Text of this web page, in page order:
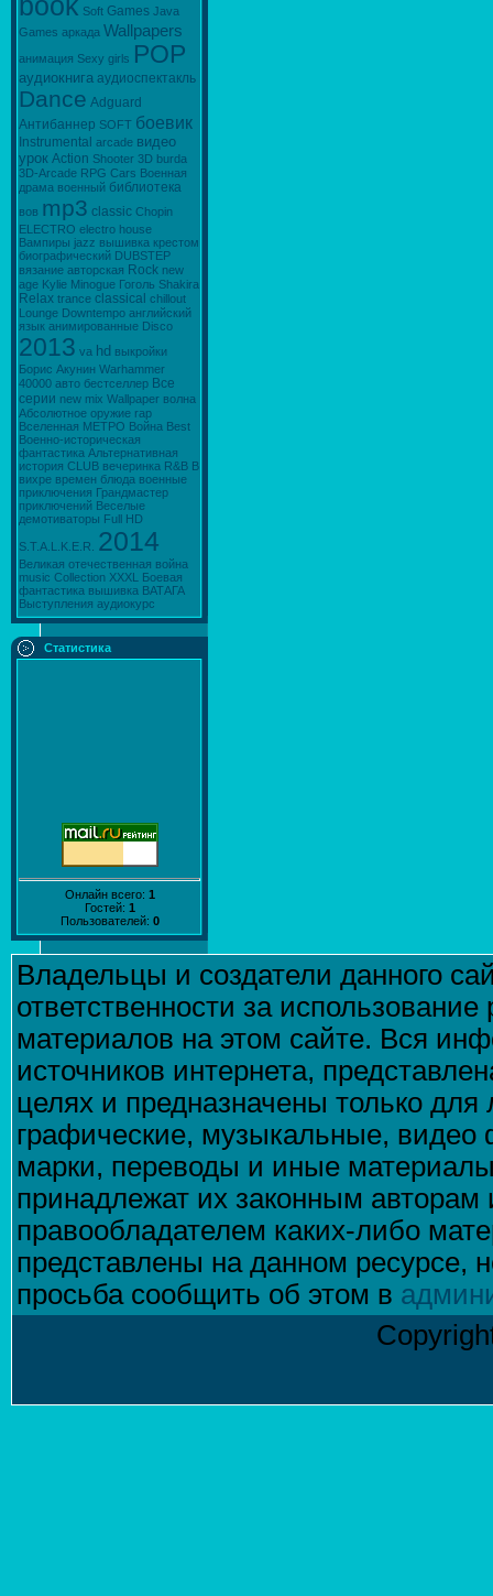
Soft Games Java
Games аркада Wallpapers
анимация Sexy girls POP
аудиокнига аудиоспектакль
Dance Adguard
Антибаннер SOFТ боевик
Instrumental arcade видео
урок Action Shooter 3D burda
3D-Arcade RPG Cars Военная
драма военный библиотека
вов mp3 classic Chopin
ELECTRO electro house
Вампиры jazz вышивка крестом
биографический DUBSTEP
вязание авторская Rock new
age Kylie Minogue Гоголь Shakira
Relax trance classical chillout
Lounge Downtempo английский
язык анимированные Disco
2013 va hd выкройки
Борис Акунин Warhammer
40000 авто бестселлер Все
серии new mix Wallpaper волна
Абсолютное оружие rap
Вселенная МЕТРО Война Best
Военно-историческая
фантастика Альтернативная
история CLUB вечеринка R&B В
вихре времен блюда военные
приключения Грандмастер
приключений Веселые
демотиваторы Full HD
S.T.A.L.K.E.R. 2014
Великая отечественная война
music Collection XXXL
Боевая
фантастика вышивка ВАТАГА
Выступления аудиокурс
Статистика
Онлайн всего: 1
Гостей: 1
Пользователей: 0
Владельцы и создатели данного
ответственности за
материалов на этом сайте. Вся
источников интернета,
целях и предназначены только для
графические, музыкальные,
марки, переводы и иные
принадлежат их законным
правообладателем каких-либо
представлены на данном ресурсе,
просьба сообщить об этом в